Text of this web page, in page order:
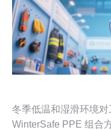
冬季低温和湿滑环境
WinterSafe PPE 组合